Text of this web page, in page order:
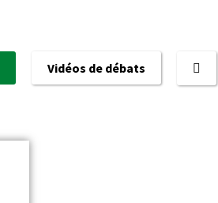
Vidéos de débats